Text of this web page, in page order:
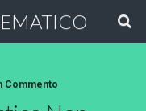
Commento